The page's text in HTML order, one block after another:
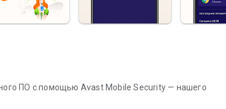
ПО с помощью Avast Mobile Security — нашего